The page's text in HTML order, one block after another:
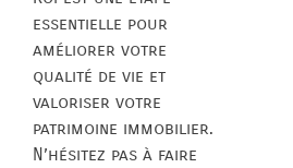
essentielle pour
améliorer votre
qualité de vie et
valoriser votre
patrimoine immobilier.
N’hésitez pas à faire